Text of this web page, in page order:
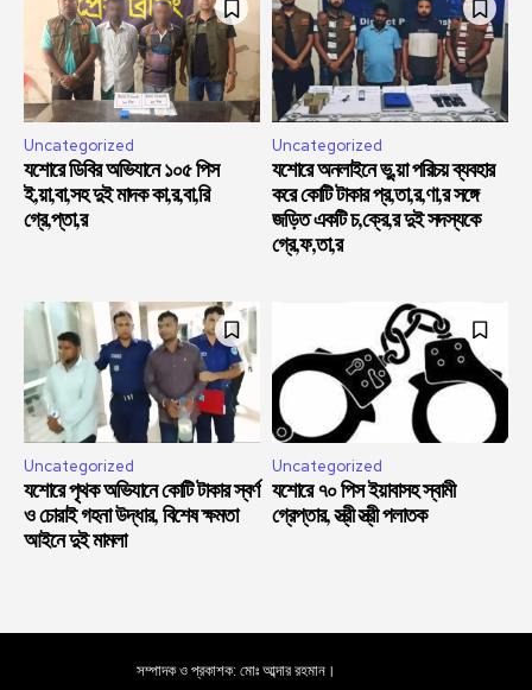
Uncategorized
যশোরে ডিবির অভিযানে ১০৫ পিস
ই,য়া,বা,সহ দুই মাদক কা,র,বা,রি
গ্রে,প্তা,র
Uncategorized
যশোরে অনলাইনে ভু,য়া পরিচয় ব্যবহার
করে কোটি টাকার প্র,তা,র,ণা,র সঙ্গে
জড়িত একটি চ,ক্রে,র দুই সদস্যকে
গ্রে,ফ,তা,র
Uncategorized
যশোরে পৃথক অভিযানে কোটি টাকার স্বর্ণ
ও চোরাই গহনা উদ্ধার, বিশেষ ক্ষমতা
আইনে দুই মামলা
Uncategorized
যশোরে ৭০ পিস ইয়াবাসহ স্বামী
গ্রেপ্তার, স্ত্রী স্ত্রী পলাতক
সম্পাদক ও প্রকাশক: মোঃ আব্দার রহমান।